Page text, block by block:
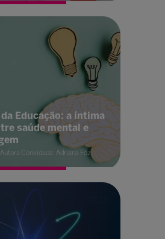
da Educação: a íntima
saúde mental e
Autora Convidada: Adriana Fóz